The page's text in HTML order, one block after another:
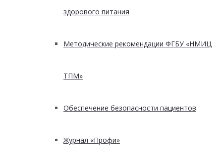
здорового питания
Методические рекомендации ФГБУ «НМИЦ
ТПМ»
Обеспечение безопасности пациентов
Журнал «Профи»